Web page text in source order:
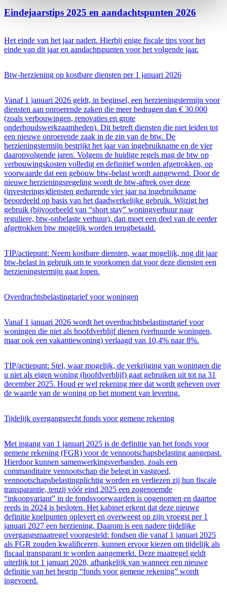
Eindejaarstips 2025 en aandachtspunten 2026
Het einde van het jaar nadert. Hierbij enige fiscale tips voor het
einde van dit jaar en aandachtspunten voor het volgende jaar.
Btw-herziening op kostbare diensten per 1 januari 2026
Vanaf 1 januari 2026 geldt, in beginsel, een herzieningstermijn voor
diensten aan onroerende zaken die meer bedragen dan € 30.000
(zoals verbouwingen, renovaties en grote
onderhoudswerkzaamheden). Dit betreft diensten die niet leiden tot
een nieuwe onroerende zaak in de zin van de btw. De
herzieningstermijn bestrijkt het jaar van ingebruikname en de vier
daaropvolgende jaren. Volgens de huidige regels mag de btw op
verbouwingskosten volledig en definitief worden afgetrokken, op
voorwaarde dat een gebouw btw-belast wordt aangewend. Door de
nieuwe herzieningsregeling wordt de btw-aftrek over deze
(investerings)diensten gedurende vier jaar na ingebruikname
beoordeeld op basis van het daadwerkelijke gebruik. Wijzigt het
gebruik (bijvoorbeeld van “short stay” woningverhuur naar
reguliere, btw-onbelaste verhuur), dan moet een deel van de eerder
afgetrokken btw mogelijk worden terugbetaald.
TIP/actiepunt: Neem kostbare diensten, waar mogelijk, nog dit jaar
btw-belast in gebruik om te voorkomen dat voor deze diensten een
herzieningstermijn gaat lopen.
Overdrachtsbelastingtarief voor woningen
Vanaf 1 januari 2026 wordt het overdrachtsbelastingtarief voor
woningen die niet als hoofdverblijf dienen (verhuurde woningen,
maar ook een vakantiewoning) verlaagd van 10,4% naar 8%.
TIP/actiepunt: Stel, waar mogelijk, de verkrijging van woningen die
u niet als eigen woning (hoofdverblijf) gaat gebruiken uit tot na 31
december 2025. Houd er wel rekening mee dat wordt geheven over
de waarde van de woning op het moment van levering.
Tijdelijk overgangsrecht fonds voor gemene rekening
Met ingang van 1 januari 2025 is de definitie van het fonds voor
gemene rekening (FGR) voor de vennootschapsbelasting aangepast.
Hierdoor kunnen samenwerkingsverbanden, zoals een
commanditaire vennootschap die belegt in vastgoed,
vennootschapsbelastingplichtig worden en verliezen zij hun fiscale
transparantie, tenzij vóór eind 2025 een zogenoemde
“inkoopvariant” in de fondsvoorwaarden is opgenomen en daartoe
reeds in 2024 is besloten. Het kabinet erkent dat deze nieuwe
definitie knelpunten oplevert en overweegt op zijn vroegst per 1
januari 2027 een herziening. Daarom is een nadere tijdelijke
overgangsmaatregel voorgesteld: fondsen die vanaf 1 januari 2025
als FGR zouden kwalificeren, kunnen ervoor kiezen om tijdelijk als
fiscaal transparant te worden aangemerkt. Deze maatregel geldt
uiterlijk tot 1 januari 2028, afhankelijk van wanneer een nieuwe
definitie van het begrip “fonds voor gemene rekening” wordt
ingevoerd.